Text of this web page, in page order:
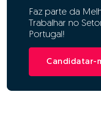
Faz parte da
Trabalhar no
Portugal!
Candidatar-